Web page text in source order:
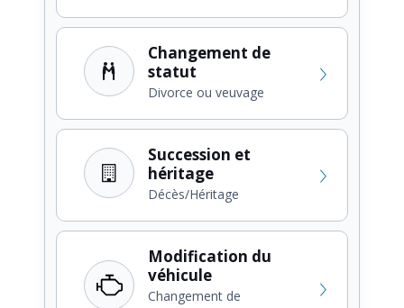
Changement de
statut
Divorce ou veuvage
Succession et
héritage
Décès/Héritage
Modification du
véhicule
Changement de